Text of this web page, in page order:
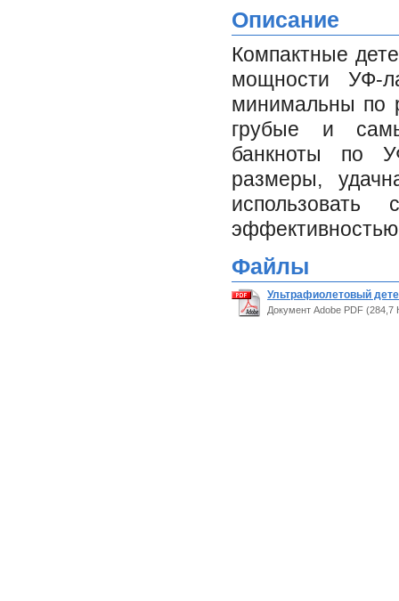
Описание
Компактные
мощности УФ-
минимальны по
грубые и
банкноты по
размеры,
Файлы
Ультрафиолетовый
Документ Adobe PDF (284,7